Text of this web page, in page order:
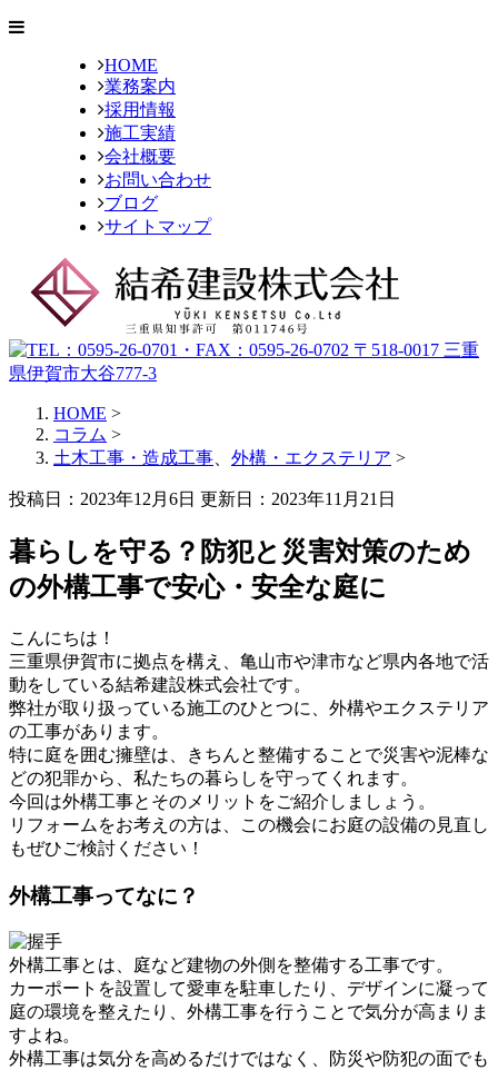
HOME
業務案内
採用情報
施工実績
会社概要
お問い合わせ
ブログ
サイトマップ
HOME >
コラム >
土木工事・造成工事
外構・エクステリア >
投稿日：2023年12月6日 更新日： 2023年11月21日
暮らしを守る？防犯と災害対策のため
の外構工事で安心・安全な庭に
こんにちは！
三重県伊賀市に拠点を構え、亀山市や津市など県内各地で活
動をしている結希建設株式会社です。
弊社が取り扱っている施工のひとつに、外構やエクステリア
の工事があります。
特に庭を囲む擁壁は、きちんと整備することで災害や泥棒な
どの犯罪から、私たちの暮らしを守ってくれます。
今回は外構工事とそのメリットをご紹介しましょう。
リフォームをお考えの方は、この機会にお庭の設備の見直し
もぜひご検討ください！
外構工事ってなに？
外構工事とは、庭など建物の外側を整備する工事です。
カーポートを設置して愛車を駐車したり、デザインに凝って
庭の環境を整えたり、外構工事を行うことで気分が高まりま
すよね。
外構工事は気分を高めるだけではなく、防災や防犯の面でも